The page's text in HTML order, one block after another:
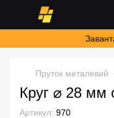
Пруток металевий
Круг ⌀ 28 мм
Артикул: 970